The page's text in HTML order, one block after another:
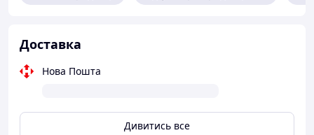
Доставка
Нова Пошта
Дивитись все